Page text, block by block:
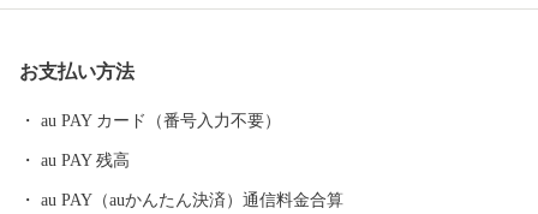
時代もあることから、こだわりの職人が作る老舗の品や、若手職
人が新たな風を吹き込み送り出した品々が数多くあります。それ
お支払い方法
au PAY カード（番号入力不要）
au PAY 残高
au PAY（auかんたん決済）通信料金合算